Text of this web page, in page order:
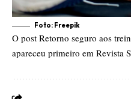
Foto: Freepik
O post Retorno seguro aos
apareceu primeiro em Revista